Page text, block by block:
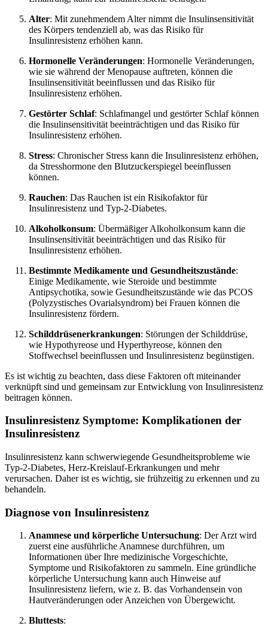
Alter: Mit zunehmendem Alter nimmt die Insulinsensitivität
des Körpers tendenziell ab, was das Risiko für
Insulinresistenz erhöhen kann.
Hormonelle Veränderungen: Hormonelle Veränderungen,
wie sie während der Menopause auftreten, können die
Insulinsensitivität beeinflussen und das Risiko für
Insulinresistenz erhöhen.
Gestörter Schlaf: Schlafmangel und gestörter Schlaf können
die Insulinsensitivität beeinträchtigen und das Risiko für
Insulinresistenz erhöhen.
Stress: Chronischer Stress kann die Insulinresistenz erhöhen,
da Stresshormone den Blutzuckerspiegel beeinflussen
können.
Rauchen: Das Rauchen ist ein Risikofaktor für
Insulinresistenz und Typ-2-Diabetes.
Alkoholkonsum: Übermäßiger Alkoholkonsum kann die
Insulinsensitivität beeinträchtigen und das Risiko für
Insulinresistenz erhöhen.
Bestimmte Medikamente und Gesundheitszustände:
Einige Medikamente, wie Steroide und bestimmte
Antipsychotika, sowie Gesundheitszustände wie das PCOS
(Polyzystisches Ovarialsyndrom) bei Frauen können die
Insulinresistenz fördern.
Schilddrüsenerkrankungen: Störungen der Schilddrüse,
wie Hypothyreose und Hyperthyreose, können den
Stoffwechsel beeinflussen und Insulinresistenz begünstigen.
Es ist wichtig zu beachten, dass diese Faktoren oft miteinander
verknüpft sind und gemeinsam zur Entwicklung von Insulinresistenz
beitragen können.
Insulinresistenz Symptome: Komplikationen der
Insulinresistenz
Insulinresistenz kann schwerwiegende Gesundheitsprobleme wie
Typ-2-Diabetes, Herz-Kreislauf-Erkrankungen und mehr
verursachen. Daher ist es wichtig, sie frühzeitig zu erkennen und zu
behandeln.
Diagnose von Insulinresistenz
Anamnese und körperliche Untersuchung: Der Arzt wird
zuerst eine ausführliche Anamnese durchführen, um
Informationen über Ihre medizinische Vorgeschichte,
Symptome und Risikofaktoren zu sammeln. Eine gründliche
körperliche Untersuchung kann auch Hinweise auf
Insulinresistenz liefern, wie z. B. das Vorhandensein von
Hautveränderungen oder Anzeichen von Übergewicht.
Bluttests: